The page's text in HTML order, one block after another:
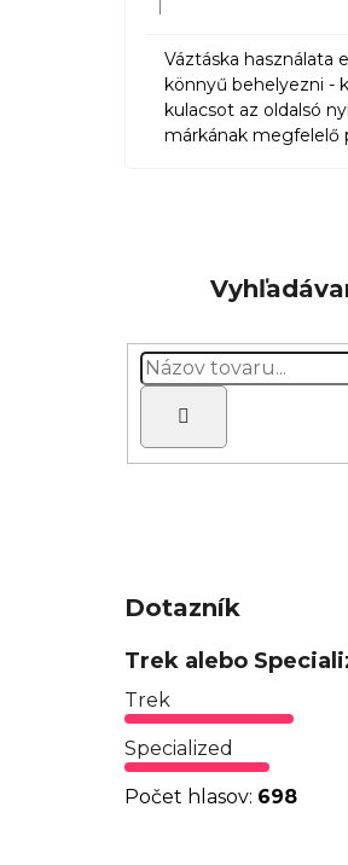
Hodnotenie produktu je
Váztáska használata
könnyű behelyezni -
kulacsot az oldalsó
márkának megfelelő
Dotazník
Trek alebo
Trek
Specialized
Počet hlasov: 698